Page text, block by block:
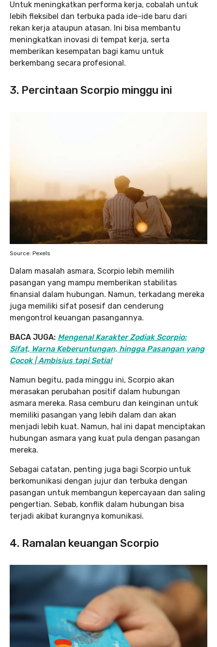
Untuk meningkatkan performa kerja, cobalah untuk
lebih fleksibel dan terbuka pada ide-ide baru dari
rekan kerja ataupun atasan. Ini bisa membantu
meningkatkan inovasi di tempat kerja, serta
memberikan kesempatan bagi kamu untuk
berkembang secara profesional.
3. Percintaan Scorpio minggu ini
Source: Pexels
Dalam masalah asmara, Scorpio lebih memilih
pasangan yang mampu memberikan stabilitas
finansial dalam hubungan. Namun, terkadang mereka
juga memiliki sifat posesif dan cenderung
mengontrol keuangan pasangannya.
BACA JUGA: Mengenal Karakter Zodiak Scorpio:
Sifat, Warna Keberuntungan, hingga Pasangan yang
Cocok | Ambisius tapi Setia!
Namun begitu, pada minggu ini, Scorpio akan
merasakan perubahan positif dalam hubungan
asmara mereka. Rasa cemburu dan keinginan untuk
memiliki pasangan yang lebih dalam dan akan
menjadi lebih kuat. Namun, hal ini dapat menciptakan
hubungan asmara yang kuat pula dengan pasangan
mereka.
Sebagai catatan, penting juga bagi Scorpio untuk
berkomunikasi dengan jujur ​​dan terbuka dengan
pasangan untuk membangun kepercayaan dan saling
pengertian. Sebab, konflik dalam hubungan bisa
terjadi akibat kurangnya komunikasi.
4. Ramalan keuangan Scorpio